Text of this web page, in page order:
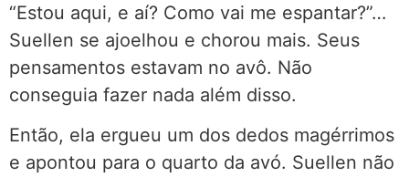
“Estou aqui, e aí? Como vai me espantar?”…
Suellen se ajoelhou e chorou mais. Seus
pensamentos estavam no avô. Não
conseguia fazer nada além disso.
Então, ela ergueu um dos dedos magérrimos
e apontou para o quarto da avó. Suellen não